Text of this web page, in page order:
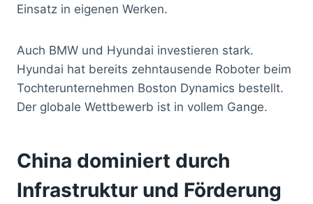
Einsatz in eigenen Werken.
Auch BMW und Hyundai investieren stark.
Hyundai hat bereits zehntausende Roboter beim
Tochterunternehmen Boston Dynamics bestellt.
Der globale Wettbewerb ist in vollem Gange.
China dominiert durch
Infrastruktur und Förderung